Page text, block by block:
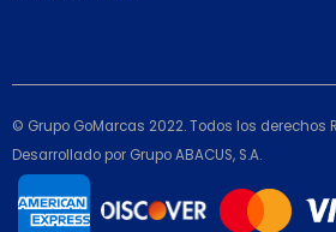
© Grupo GoMarcas 2022. Todos los derechos
Desarrollado por Grupo ABACUS, S.A.